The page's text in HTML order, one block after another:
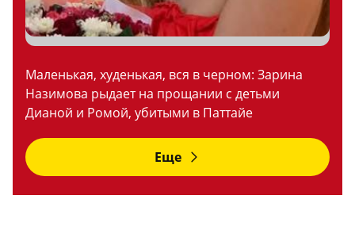
Маленькая, худенькая, вся в черном: Зарина
Назимова рыдает на прощании с детьми
Дианой и Ромой, убитыми в Паттайе
Еще